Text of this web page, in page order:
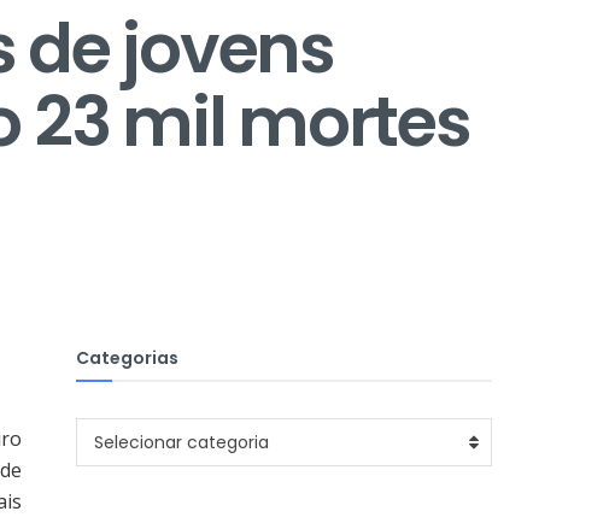
de jovens
23 mil mortes
Categorias
Categorias
Selecionar categoria